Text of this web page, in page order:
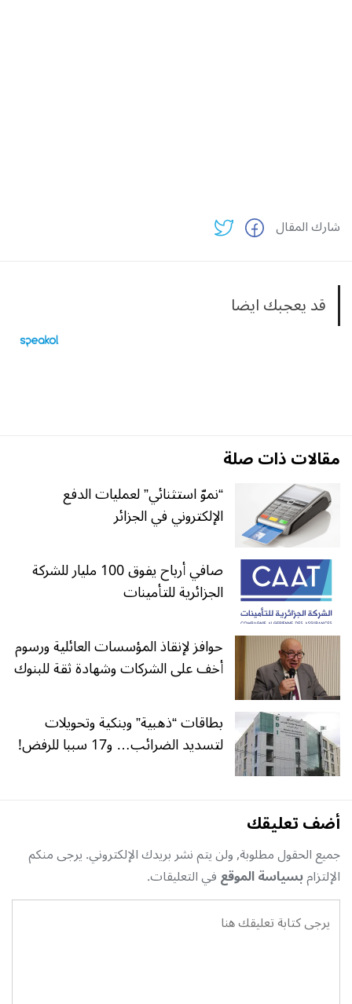
شارك المقال
قد يعجبك ايضا
مقالات ذات صلة
“نموّ استثنائي” لعمليات الدفع
الإلكتروني في الجزائر
صافي أرباح يفوق 100 مليار للشركة
الجزائرية للتأمينات
حوافز لإنقاذ المؤسسات العائلية ورسوم
أخف على الشركات وشهادة ثقة للبنوك
بطاقات “ذهبية” وبنكية وتحويلات
لتسديد الضرائب… و17 سببا للرفض!
أضف تعليقك
جميع الحقول مطلوبة, ولن يتم نشر بريدك الإلكتروني. يرجى منكم
الإلتزامبسياسة الموقعفي التعليقات.